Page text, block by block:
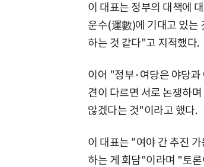
이 대표는 정부의 대책에
운수(運數)에 기대고 있는
하는 것 같다"고 지적했다.
이어 "정부·여당은 야당과
견이 다르면 서로 논쟁하
않겠다는 것"이라고 했다.
이 대표는 "여야 간 추진
하는 게 회담"이라며 "토